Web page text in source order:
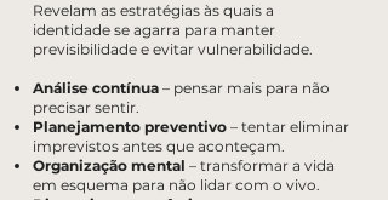
Revelam as estratégias às quais a
identidade se agarra para manter
previsibilidade e evitar vulnerabilidade.
Análise contínua – pensar mais para não
precisar sentir.
Planejamento preventivo – tentar eliminar
imprevistos antes que aconteçam.
Organização mental – transformar a vida
em esquema para não lidar com o vivo.